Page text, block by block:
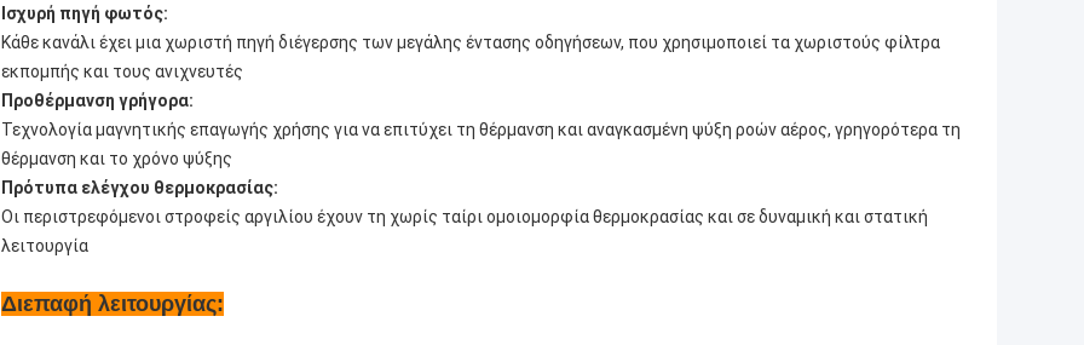
Ισχυρή πηγή φωτός:
Κάθε κανάλι έχει μια χωριστή πηγή διέγερσης των μεγάλης έντασης οδηγήσεων, που χρησιμοποιεί τα χωριστούς φίλτρα
εκπομπής και τους ανιχνευτές
Προθέρμανση γρήγορα:
Τεχνολογία μαγνητικής επαγωγής χρήσης για να επιτύχει τη θέρμανση και αναγκασμένη ψύξη ροών αέρος, γρηγορότερα τη
θέρμανση και το χρόνο ψύξης
Πρότυπα ελέγχου θερμοκρασίας:
Οι περιστρεφόμενοι στροφείς αργιλίου έχουν τη χωρίς ταίρι ομοιομορφία θερμοκρασίας και σε δυναμική και στατική
λειτουργία
Διεπαφή λειτουργίας: